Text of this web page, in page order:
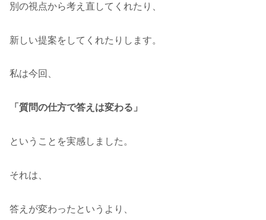
別の視点から考え直してくれたり、
新しい提案をしてくれたりします。
私は今回、
「質問の仕方で答えは変わる」
ということを実感しました。
それは、
答えが変わったというより、